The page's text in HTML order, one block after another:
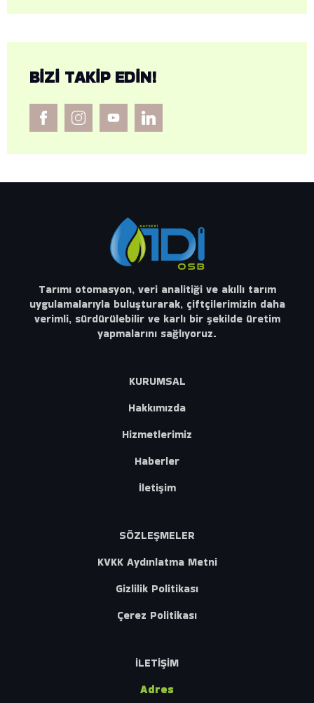
BIZI TAKIP EDIN!
Tarımı otomasyon, veri analitiği ve akıllı tarım
uygulamalarıyla buluşturarak, çiftçilerimizin daha
verimli, sürdürülebilir ve karlı bir şekilde üretim
yapmalarını sağlıyoruz.
KURUMSAL
Hakkımızda
Hizmetlerimiz
Haberler
İletişim
SÖZLEŞMELER
KVKK Aydınlatma Metni
Gizlilik Politikası
Çerez Politikası
İLETİŞİM
Adres